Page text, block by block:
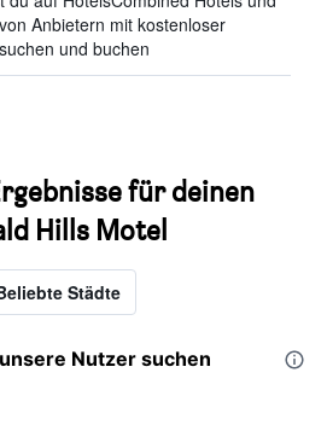
Anbietern mit kostenloser
und buchen
für deinen
Hills Motel
Städte
Nutzer suchen